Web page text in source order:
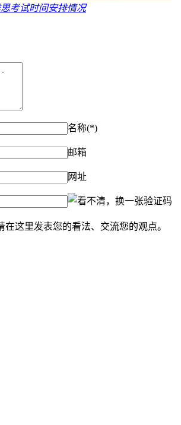
考试时间安排情况
名称(*)
邮箱
网址
验证码
这里发表您的看法、交流您的观点。